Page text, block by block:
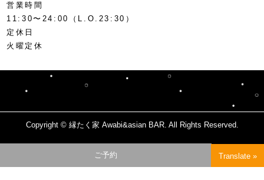
営業時間
11:30〜24:00（L.O.23:30）
定休日
火曜定休
Copyright © 縁たく家 Awabi&asian BAR. All Rights Reserved.
ご予約
page
top
Translate »